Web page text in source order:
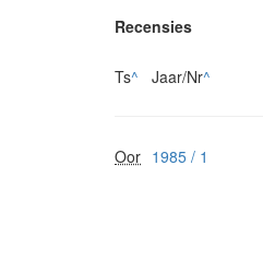
Recensies
Ts^ Jaar/Nr^
Oor 1985 / 1